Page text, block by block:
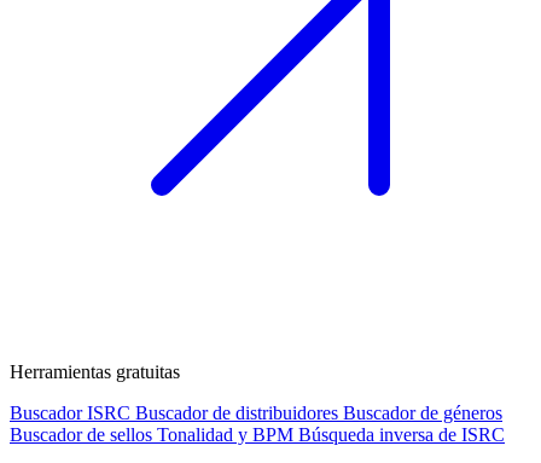
Herramientas gratuitas
Buscador ISRC Buscador de distribuidores Buscador de géneros
Buscador de sellos Tonalidad y BPM Búsqueda inversa de ISRC